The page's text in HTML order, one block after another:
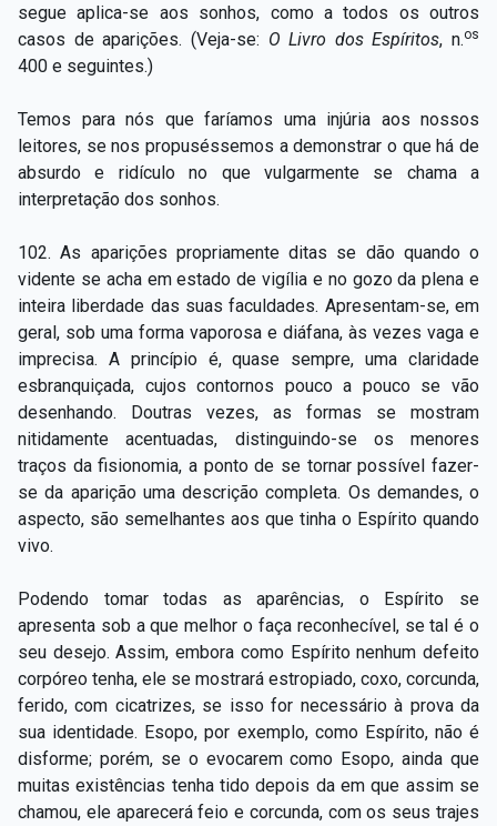
segue aplica-se aos sonhos, como a todos os outros
casos de aparições. (Veja-se: O Livro dos Espíritos, n.os
400 e seguintes.)
Temos para nós que faríamos uma injúria aos nossos
leitores, se nos propuséssemos a demonstrar o que há de
absurdo e ridículo no que vulgarmente se chama a
interpretação dos sonhos.
102. As aparições propriamente ditas se dão quando o
vidente se acha em estado de vigília e no gozo da plena e
inteira liberdade das suas faculdades. Apresentam-se, em
geral, sob uma forma vaporosa e diáfana, às vezes vaga e
imprecisa. A princípio é, quase sempre, uma claridade
esbranquiçada, cujos contornos pouco a pouco se vão
desenhando. Doutras vezes, as formas se mostram
nitidamente acentuadas, distinguindo-se os menores
traços da fisionomia, a ponto de se tornar possível fazer-
se da aparição uma descrição completa. Os demandes, o
aspecto, são semelhantes aos que tinha o Espírito quando
vivo.
Podendo tomar todas as aparências, o Espírito se
apresenta sob a que melhor o faça reconhecível, se tal é o
seu desejo. Assim, embora como Espírito nenhum defeito
corpóreo tenha, ele se mostrará estropiado, coxo, corcunda,
ferido, com cicatrizes, se isso for necessário à prova da
sua identidade. Esopo, por exemplo, como Espírito, não é
disforme; porém, se o evocarem como Esopo, ainda que
muitas existências tenha tido depois da em que assim se
chamou, ele aparecerá feio e corcunda, com os seus trajes